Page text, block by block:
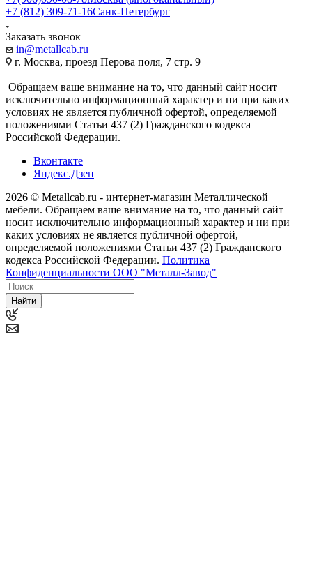
+7 (812) 309-71-16Санк-Петербург
Заказать звонок
in@metallcab.ru
г. Москва, проезд Перова поля, 7 стр. 9
Обращаем ваше внимание на то, что данный сайт носит
исключительно информационный характер и ни при каких
условиях не является публичной офертой, определяемой
положениями Статьи 437 (2) Гражданского кодекса
Российской Федерации.
Вконтакте
Яндекс.Дзен
2026 © Metallcab.ru - интернет-магазин Металлической
мебели. Обращаем ваше внимание на то, что данный сайт
носит исключительно информационный характер и ни при
каких условиях не является публичной офертой,
определяемой положениями Статьи 437 (2) Гражданского
кодекса Российской Федерации. Политика
Конфиденциальности ООО "Металл-Завод"
Найти